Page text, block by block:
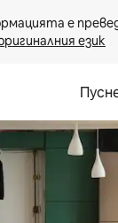
език